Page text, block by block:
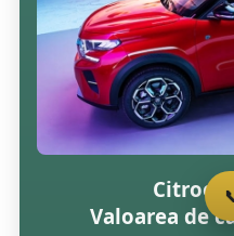
Citroen
Valoarea de